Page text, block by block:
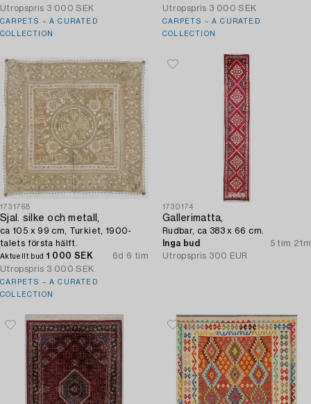
Utropspris 3 000 SEK
CARPETS – A CURATED
COLLECTION
Utropspris 3 000 SEK
CARPETS – A CURATED
COLLECTION
1731768
Sjal. silke och metall,
ca 105 x 99 cm, Turkiet, 1900-
talets första hälft.
Aktuellt bud 1 000 SEK
6d 6 tim
Utropspris 3 000 SEK
CARPETS – A CURATED
COLLECTION
1730174
Gallerimatta,
Rudbar, ca 383 x 66 cm.
Inga bud
5 tim 21m
Utropspris 300 EUR